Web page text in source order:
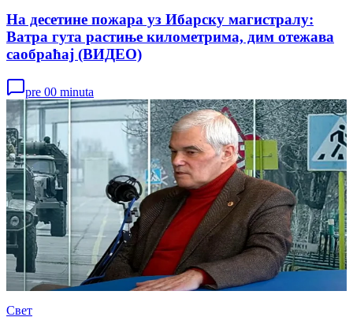
На десетине пожара уз Ибарску магистралу:
Ватра гута растиње километрима, дим отежава
саобраћај (ВИДЕО)
pre 00 minuta
Свет